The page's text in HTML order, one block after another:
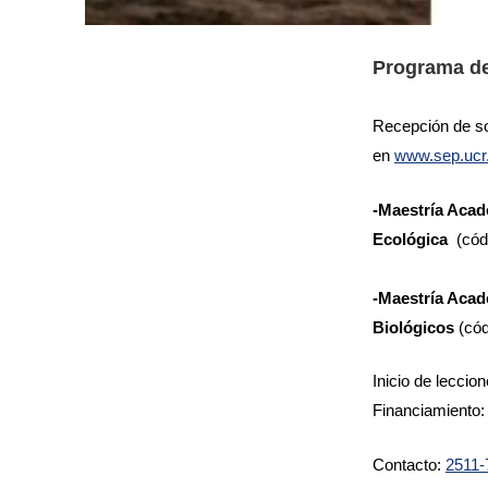
Programa
Recepción de
en
-Maestría
Ecológica
-Maestría
Biológicos
Inicio de
Contacto: